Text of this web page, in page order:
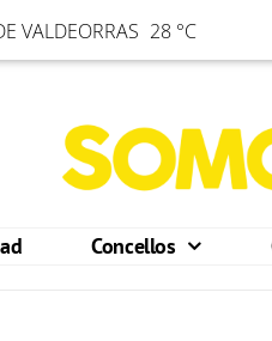
VALDEORRAS 28 °C
Concellos